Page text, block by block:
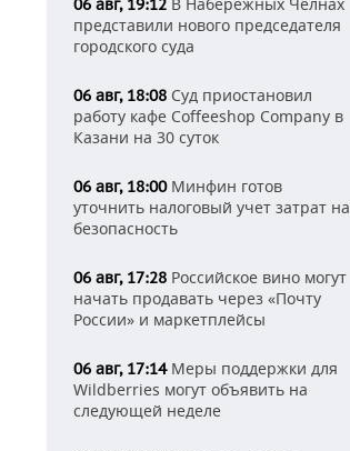
06 авг, 19:12
представили нового председателя
городского суда
06 авг, 18:08 Суд приостановил
работу кафе Coffeeshop Company в
Казани на 30 суток
06 авг, 18:00Минфин готов
уточнить налоговый учет затрат на
безопасность
06 авг, 17:28 Российское вино могут
начать продавать через «Почту
России» и маркетплейсы
06 авг, 17:14Меры поддержки для
Wildberries могут объявить на
следующей неделе